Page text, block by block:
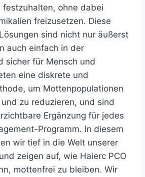
festzuhalten, ohne dabei
freizusetzen. Diese
sind nicht nur äußerst
auch einfach in der
sicher für Mensch und
eine diskrete und
um Mottenpopulationen
zu reduzieren, und sind
Ergänzung für jedes
Programm. In diesem
wir tief in die Welt unserer
zeigen auf, wie Haierc PCO
mottenfrei zu bleiben. Wir